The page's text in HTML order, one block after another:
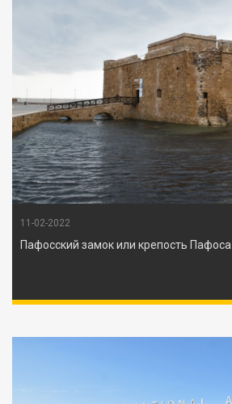
11-02-2022
Пафосский замок или крепость Пафоса